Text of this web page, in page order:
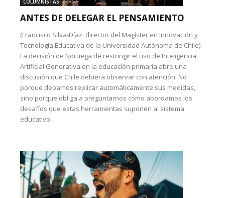
COLUMNISTAS
ANTES DE DELEGAR EL PENSAMIENTO
(Francisco Silva-Díaz, director del Magíster en Innovación y
Tecnología Educativa de la Universidad Autónoma de Chile):
La decisión de Noruega de restringir el uso de Inteligencia
Artificial Generativa en la educación primaria abre una
discusión que Chile debiera observar con atención. No
porque debamos replicar automáticamente sus medidas,
sino porque obliga a preguntarnos cómo abordamos los
desafíos que estas herramientas suponen al sistema
educativo.